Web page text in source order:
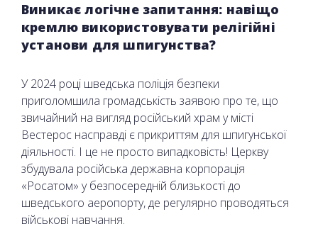
Виникає логічне запитання: навіщо
кремлю використовувати релігійні
установи для шпигунства?
У 2024 році шведська поліція безпеки
приголомшила громадськість заявою про те, що
звичайний на вигляд російський храм у місті
Вестерос насправді є прикриттям для шпигунської
діяльності. І це не просто випадковість! Церкву
збудувала російська державна корпорація
«Росатом» у безпосередній близькості до
шведського аеропорту, де регулярно проводяться
військові навчання.